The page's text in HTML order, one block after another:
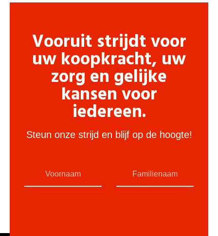
Vooruit strijdt voor
uw koopkracht, uw
zorg en gelijke
kansen voor
iedereen.
Steun onze strijd en blijf op de hoogte!